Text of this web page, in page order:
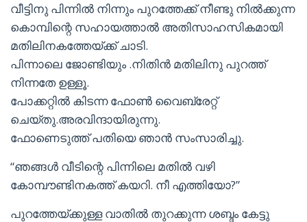
വീട്ടിനു പിന്നിൽ നിന്നും പുറത്തേക്ക് നീണ്ടു നിൽക്കുന്ന
കൊമ്പിന്റെ സഹായത്താൽ അതിസാഹസികമായി
മതിലിനകത്തേയ്ക്ക് ചാടി.
പിന്നാലെ ജോണ്ടിയും .നിതിൻ മതിലിനു പുറത്ത്
നിന്നതേ ഉള്ളൂ.
പോക്കറ്റിൽ കിടന്ന ഫോൺ വൈബ്രേറ്റ്
ചെയ്തു.അരവിന്ദായിരുന്നു.
ഫോണെടുത്ത് പതിയെ ഞാൻ സംസാരിച്ചു.
“ഞങ്ങൾ വീടിന്റെ പിന്നിലെ മതിൽ വഴി
കോമ്പൗണ്ടിനകത്ത് കയറി. നീ എത്തിയോ?”
പുറത്തേയ്ക്കുള്ള വാതിൽ തുറക്കുന്ന ശബ്ദം കേട്ടു